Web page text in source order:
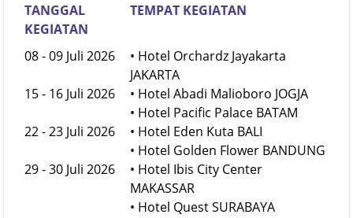
TANGGAL
KEGIATAN
TEMPAT KEGIATAN
08 - 09 Juli 2026
15 - 16 Juli 2026
22 - 23 Juli 2026
29 - 30 Juli 2026
• Hotel Orchardz Jayakarta
JAKARTA
• Hotel Abadi Malioboro JOGJA
• Hotel Pacific Palace BATAM
• Hotel Eden Kuta BALI
• Hotel Golden Flower BANDUNG
• Hotel Ibis City Center
MAKASSAR
• Hotel Quest SURABAYA